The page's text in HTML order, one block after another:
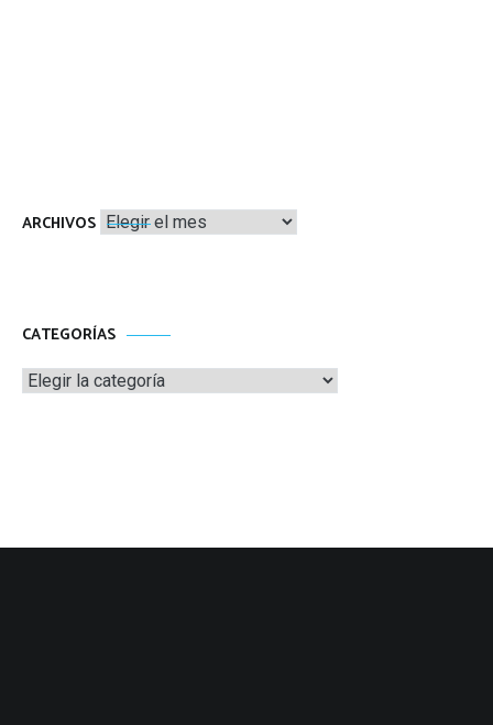
ARCHIVOS Archivos
CATEGORÍAS
Categorías